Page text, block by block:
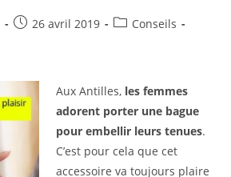
Publication
26 avril 2019
PostConseils
Aux Antilles, les femmes
adorent porter une bague
pour embellir leurs tenues.
C’est pour cela que cet
accessoire va toujours plaire